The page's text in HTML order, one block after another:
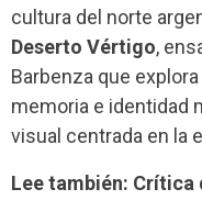
cultura del norte
Deserto Vértigo,
Barbenza que
memoria e identidad
visual centrada en la
Lee también: Crítica